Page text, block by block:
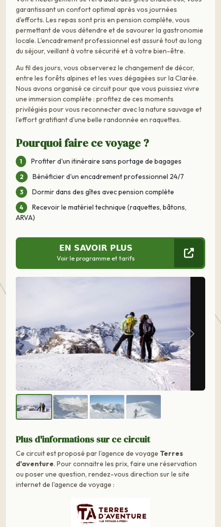
garantissant un confort optimal après vos journées
d'efforts. Les repas sont pris en pension complète, vous
permettant de vous détendre et de savourer la gastronomie
locale. L'encadrement professionnel est assuré tout au long
du séjour, veillant à votre sécurité et à votre bien-être.
Au fil des jours, vous observerez le changement de décor,
entre les forêts alpines et les vues dégagées sur la Clarée.
Nous avons organisé ce circuit pour que vous puissiez vivre
une immersion complète : profitez de ces moments
privilégiés pour vous reconnecter avec la nature sauvage et
l'effort gratifiant d'une belle randonnée en raquettes.
Pourquoi faire ce voyage ?
Profiter d'un itinéraire sans portage de bagages
Bénéficier d'un encadrement professionnel 24/7
Dormir dans des gîtes avec pension complète
Recevoir le matériel technique (raquettes, bâtons,
ARVA)
EN SAVOIR PLUS
Voir le programme et tarifs
Précédent Suivant
Plus d'informations sur ce circuit
Ce circuit est proposé par l'agence de voyage Terres
d'aventure. Pour connaitre les prix, faire une réservation
ou poser une question, rendez-vous direction sur le site
internet de l'agence de voyage :